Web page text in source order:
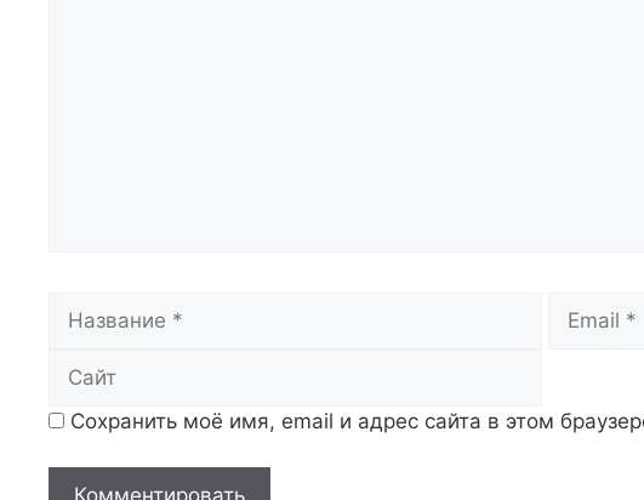
Сохранить моё имя, email и адрес сайта в этом